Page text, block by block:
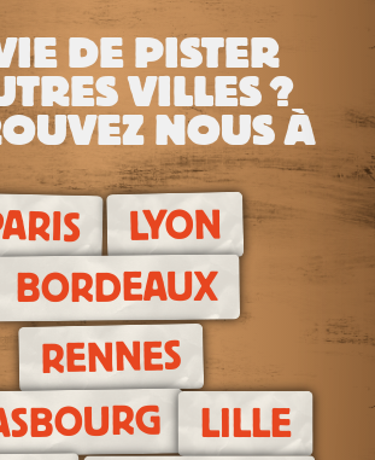
DE PISTER
VILLES ?
NOUS À
LYON
BORDEAUX
RENNES
LILLE